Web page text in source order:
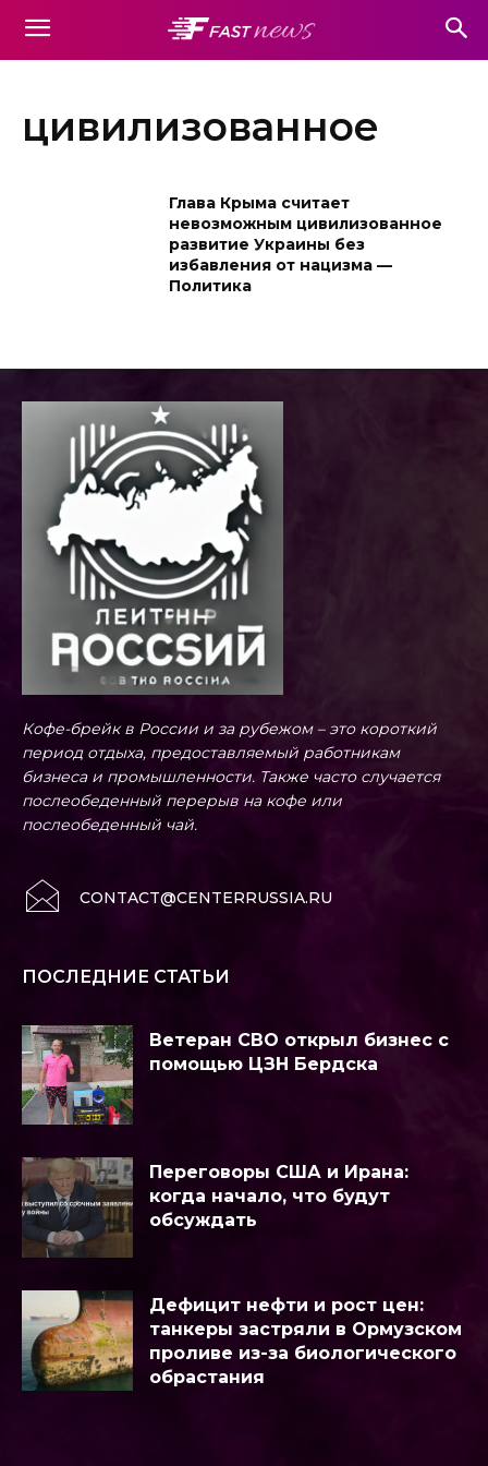
цивилизованное
Глава Крыма считает
невозможным цивилизованное
развитие Украины без
избавления от нацизма —
Политика
Кофе-брейк в России и за рубежом – это короткий
период отдыха, предоставляемый работникам
бизнеса и промышленности. Также часто случается
послеобеденный перерыв на кофе или
послеобеденный чай.
CONTACT@CENTERRUSSIA.RU
ПОСЛЕДНИЕ СТАТЬИ
Ветеран СВО открыл бизнес с
помощью ЦЗН Бердска
Переговоры США и Ирана:
когда начало, что будут
обсуждать
Дефицит нефти и рост цен:
танкеры застряли в Ормузском
проливе из-за биологического
обрастания